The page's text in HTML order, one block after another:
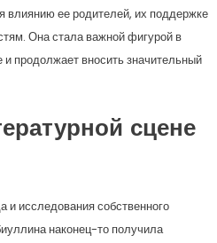
влиянию ее родителей, их поддержке
Она стала важной фигурой в
продолжает вносить значительный
сцене
и исследования собственного
наконец-то получила